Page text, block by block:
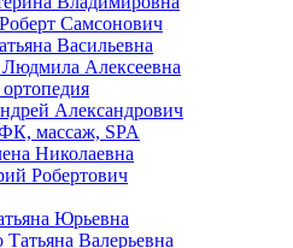
Самсонович
Васильевна
Алексеевна
Александрович
массаж, SPA
Николаевна
Робертович
Юрьевна
Татьяна Валерьевна